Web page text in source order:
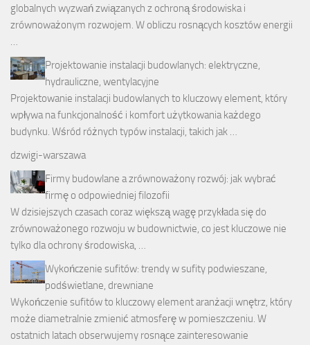
globalnych wyzwań związanych z ochroną środowiska i
zrównoważonym rozwojem. W obliczu rosnących kosztów energii
…
Projektowanie instalacji budowlanych: elektryczne,
hydrauliczne, wentylacyjne
Projektowanie instalacji budowlanych to kluczowy element, który
wpływa na funkcjonalność i komfort użytkowania każdego
budynku. Wśród różnych typów instalacji, takich jak …
dzwigi-warszawa
Firmy budowlane a zrównoważony rozwój: jak wybrać
firmę o odpowiedniej filozofii
W dzisiejszych czasach coraz większą wagę przykłada się do
zrównoważonego rozwoju w budownictwie, co jest kluczowe nie
tylko dla ochrony środowiska, …
Wykończenie sufitów: trendy w sufity podwieszane,
podświetlane, drewniane
Wykończenie sufitów to kluczowy element aranżacji wnętrz, który
może diametralnie zmienić atmosferę w pomieszczeniu. W
ostatnich latach obserwujemy rosnące zainteresowanie